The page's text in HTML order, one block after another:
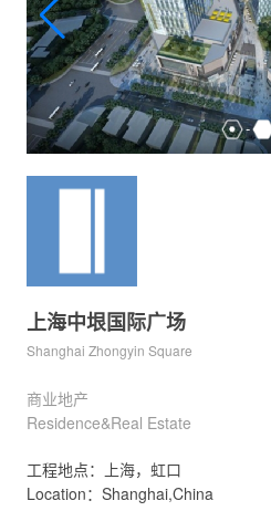
上海中垠国际广场
Shanghai Zhongyin Square
商业地产
Residence&Real Estate
工程地点：上海，虹口
Location：Shanghai,China